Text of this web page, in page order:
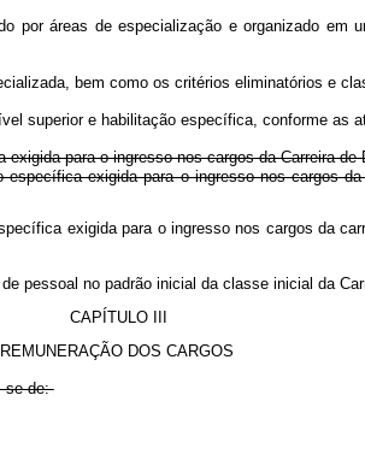
por áreas de especialização e organizado
bem como os critérios eliminatórios e
superior e habilitação específica, conforme as
para o ingresso nos cargos da Carreira
específica exigida para o ingresso nos
exigida para o ingresso nos cargos da
pessoal no padrão inicial da classe inicial da
CAPÍTULO III
REMUNERAÇÃO DOS CARGOS
se de: